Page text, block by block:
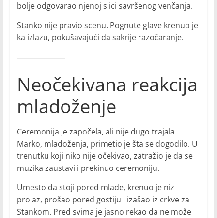
bolje odgovarao njenoj slici savršenog venčanja.
Stanko nije pravio scenu. Pognute glave krenuo je
ka izlazu, pokušavajući da sakrije razočaranje.
Neočekivana reakcija
mladoženje
Ceremonija je započela, ali nije dugo trajala.
Marko, mladoženja, primetio je šta se dogodilo. U
trenutku koji niko nije očekivao, zatražio je da se
muzika zaustavi i prekinuo ceremoniju.
Umesto da stoji pored mlade, krenuo je niz
prolaz, prošao pored gostiju i izašao iz crkve za
Stankom. Pred svima je jasno rekao da ne može